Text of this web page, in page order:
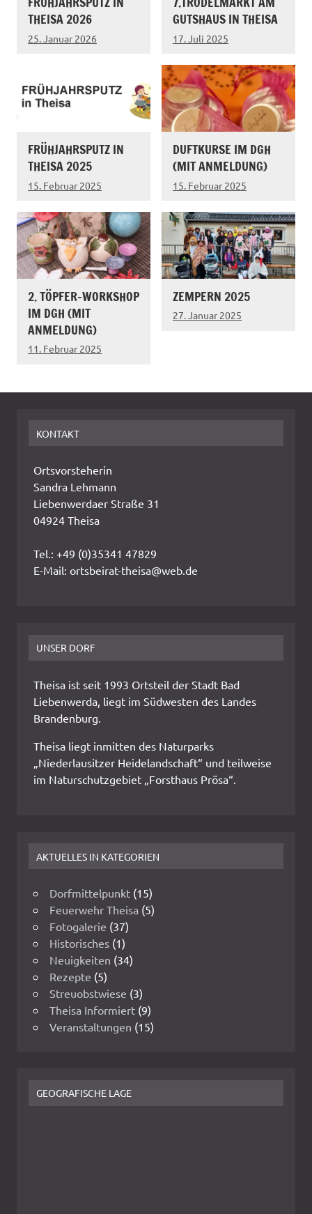
THEISA 2026
25. Januar 2026
GUTSHAUS IN THEISA
17. Juli 2025
FRÜHJAHRSPUTZ IN
THEISA 2025
15. Februar 2025
DUFTKURSE IM DGH
(MIT ANMELDUNG)
15. Februar 2025
2. TÖPFER-WORKSHOP
IM DGH (MIT
ANMELDUNG)
11. Februar 2025
ZEMPERN 2025
27. Januar 2025
KONTAKT
Ortsvorsteherin
Sandra Lehmann
Liebenwerdaer Straße 31
04924 Theisa
Tel.: +49 (0)35341 47829
E-Mail: ortsbeirat-theisa@web.de
UNSER DORF
Theisa ist seit 1993 Ortsteil der Stadt Bad
Liebenwerda, liegt im Südwesten des Landes
Brandenburg.
Theisa liegt inmitten des Naturparks
„Niederlausitzer Heidelandschaft“ und teilweise
im Naturschutzgebiet „Forsthaus Prösa“.
AKTUELLES IN KATEGORIEN
Dorfmittelpunkt (15)
Feuerwehr Theisa (5)
Fotogalerie (37)
Historisches (1)
Neuigkeiten (34)
Rezepte (5)
Streuobstwiese (3)
Theisa Informiert (9)
Veranstaltungen (15)
GEOGRAFISCHE LAGE